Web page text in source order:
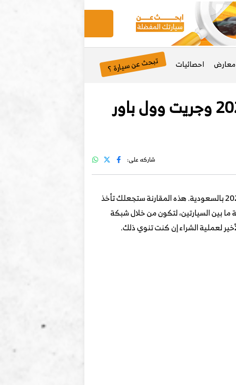
معارض احصائيات تبحث عن سيارة ؟
مقارنة شاملة بين جيه ام سي جراند أفينيو بلس 2025 وجريت وول باور
شاركه على:
مقارنة شاملة بين جيه ام سي جراند أفينيو بلس 2025 وجريت وول باور انديفيجوال 2025 بالسعودية. هذه المقارنة ستجعلك تأخذ
ما بين السيارتين، لتكون من خلال شبكة
لعملية الشراء إن كنت تنوي ذلك.